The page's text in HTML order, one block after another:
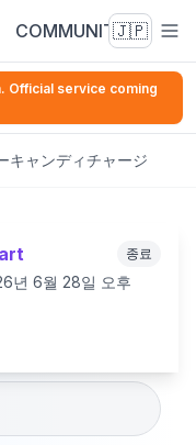
COMMUNITY🇯🇵
Official service coming
キャンディチャージ
종료
년 6월 28일 오후